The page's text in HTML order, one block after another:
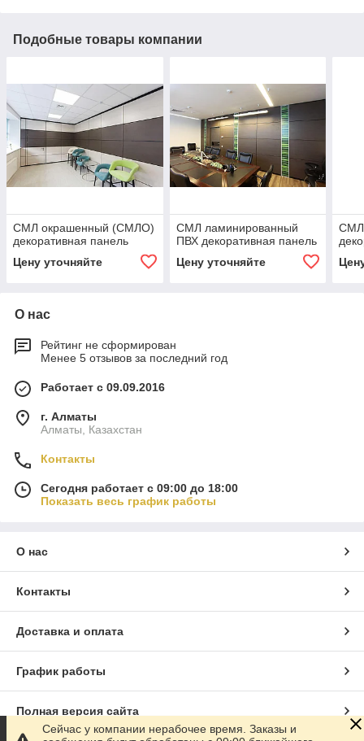
Подобные товары компании
СМЛ окрашенный (СМЛО)
декоративная панель
Цену уточняйте
СМЛ ламинированный
ПВХ декоративная панель
Цену уточняйте
СМЛ
О нас
Рейтинг не сформирован
Менее 5 отзывов за последний год
Работает с 09.09.2016
г. Алматы
Алматы, Казахстан
Контакты
Сегодня работает с 09:00 до 18:00
Показать весь график работы
О нас
Контакты
Доставка и оплата
График работы
Полная версия сайта
Сейчас у компании нерабочее время. Заказы и